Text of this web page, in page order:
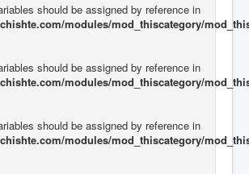
should be assigned by reference in
modules/mod_thiscategory/
should be assigned by reference in
modules/mod_thiscategory/
should be assigned by reference in
modules/mod_thiscategory/